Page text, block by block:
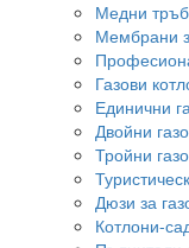
Медни
Мембрани
Газови
Единични
Двойни
Тройни
Дюзи за
Котлони-